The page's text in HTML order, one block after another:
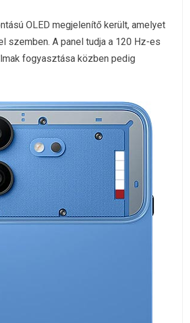
OLED megjelenítő került, amelyet
szemben. A panel tudja a 120 Hz-es
fogyasztása közben pedig